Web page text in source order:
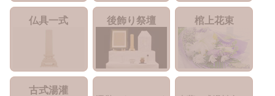
仏具一式 後飾り祭壇 棺上花束
古式湯灌